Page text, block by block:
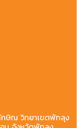
กษิณ วิทยาเขตพัทลุง